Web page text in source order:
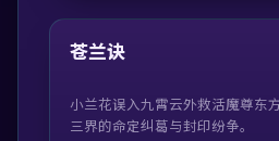
热门
苍兰诀
小兰花误入九霄云外救活魔尊东
三界的命定纠葛与封印纷争。